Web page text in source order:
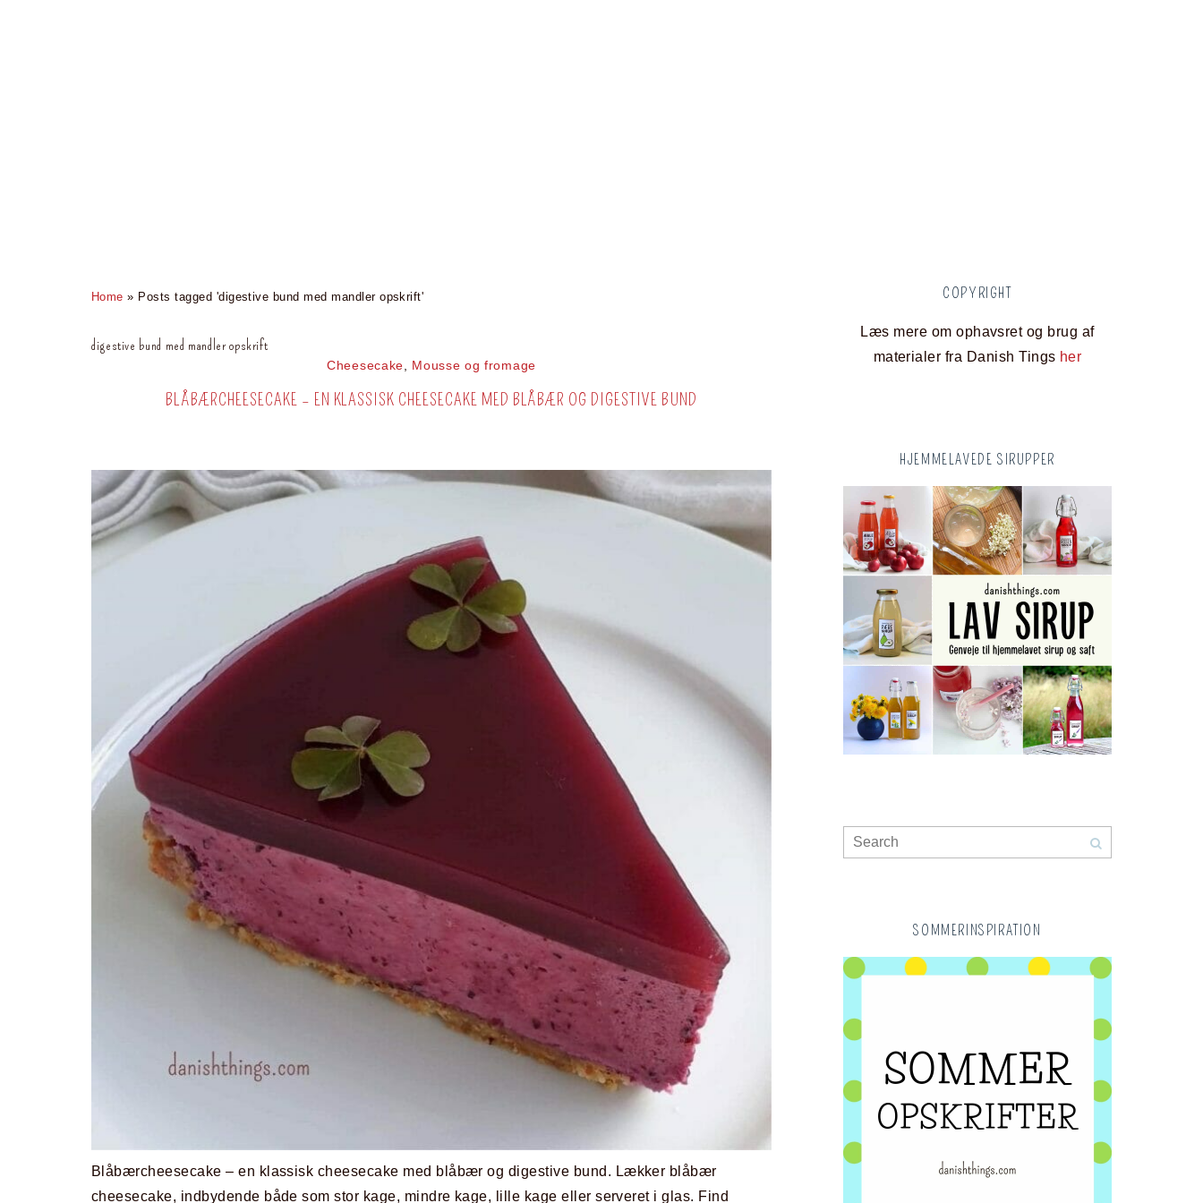
Home » Posts tagged 'digestive bund med mandler opskrift'
digestive bund med mandler opskrift
Cheesecake, Mousse og fromage
BLÅBÆRCHEESECAKE – EN KLASSISK CHEESECAKE MED BLÅBÆR OG DIGESTIVE BUND
Blåbærcheesecake – en klassisk cheesecake med blåbær og digestive bund. Lækker blåbær
cheesecake, indbydende både som stor kage, mindre kage, lille kage eller serveret i glas. Find
COPYRIGHT
Læs mere om ophavsret og brug af
materialer fra Danish Tings her
HJEMMELAVEDE SIRUPPER
SOMMERINSPIRATION